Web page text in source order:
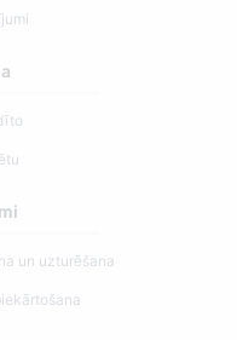
un uzturēšana